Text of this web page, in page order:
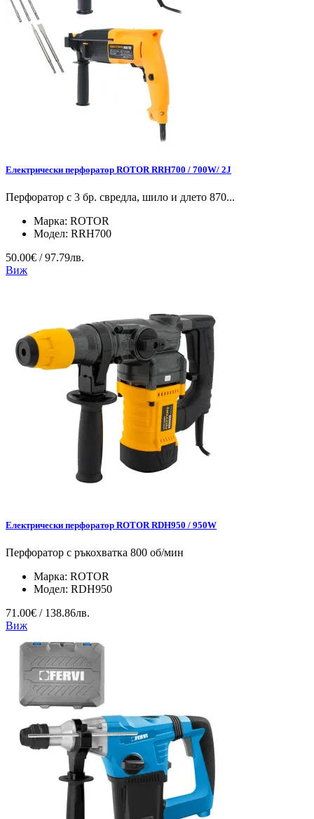
Електрически перфоратор ROTOR RRH700 / 700W/ 2J
Перфоратор с 3 бр. свредла, шило и длето 870...
Марка: ROTOR
Модел: RRH700
50.00€ / 97.79лв.
Виж
Електрически перфоратор ROTOR RDH950 / 950W
Перфоратор с ръкохватка 800 об/мин
Марка: ROTOR
Модел: RDH950
71.00€ / 138.86лв.
Виж